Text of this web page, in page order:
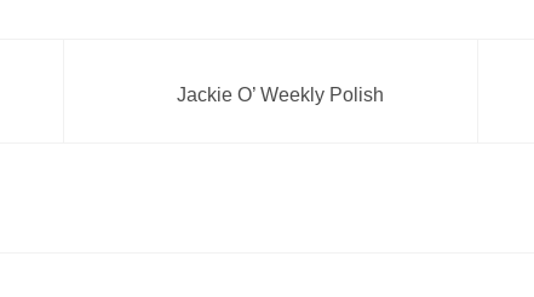
Jackie O’ Weekly Polish